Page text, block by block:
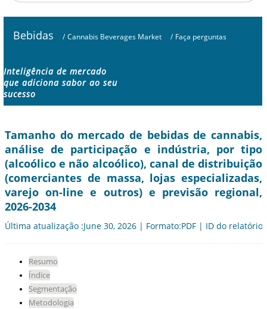
Bebidas / Cannabis Beverages Market / Faça perguntas
Inteligência de mercado
que adiciona sabor ao seu
sucesso
Tamanho do mercado de bebidas de cannabis,
análise de participação e indústria, por tipo
(alcoólico e não alcoólico), canal de distribuição
(comerciantes de massa, lojas especializadas,
varejo on-line e outros) e previsão regional,
2026-2034
Última atualização :June 30, 2026 | Formato:PDF | ID do relatório:
Resumo
Índice
Segmentação
Metodologia